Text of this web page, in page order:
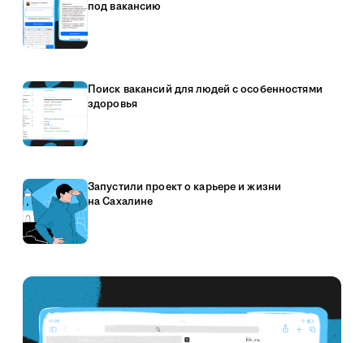
под вакансию
Поиск вакансий для людей с особенностями
здоровья
Запустили проект о карьере и жизни
на Сахалине